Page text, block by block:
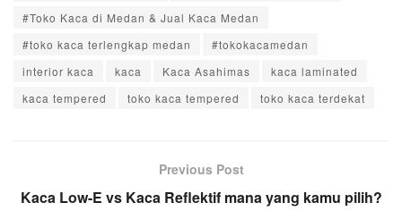
#Toko Kaca di Medan & Jual Kaca Medan
#toko kaca terlengkap medan
#tokokacamedan
interior kaca
kaca Kaca Asahimas
kaca laminated
kaca tempered
toko kaca tempered toko kaca terdekat
Previous Post
Kaca Low-E vs Kaca Reflektif mana yang kamu pilih?